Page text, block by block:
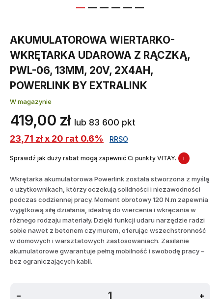
AKUMULATOROWA WIERTARKO-
WKRĘTARKA UDAROWA Z RĄCZKĄ,
PWL-06, 13MM, 20V, 2X4AH,
POWERLINK BY EXTRALINK
W magazynie
419,00 zł lub 83 600 pkt
23,71 zł x 20 rat 0.6%
RRSO
Sprawdź jak duży rabat mogą zapewnić Ci punkty VITAY. i
Wkrętarka akumulatorowa Powerlink została stworzona z myślą
o użytkownikach, którzy oczekują solidności i niezawodności
podczas codziennej pracy. Moment obrotowy 120 N.m zapewnia
wyjątkową siłę działania, idealną do wiercenia i wkręcania w
różnego rodzaju materiały. Dzięki funkcji udaru narzędzie radzi
sobie nawet z betonem czy murem, oferując wszechstronność
w domowych i warsztatowych zastosowaniach. Zasilanie
akumulatorowe gwarantuje pełną mobilność i swobodę pracy –
bez ograniczających kabli.